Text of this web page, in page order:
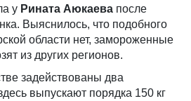
у Рината Аюкаева после
Выяснилось, что подобного
области нет, замороженные
из других регионов.
задействованы два
выпускают порядка 150 кг